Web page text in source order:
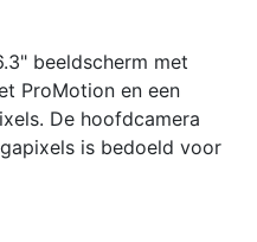
beeldscherm met
ProMotion en een
De hoofdcamera
is bedoeld voor